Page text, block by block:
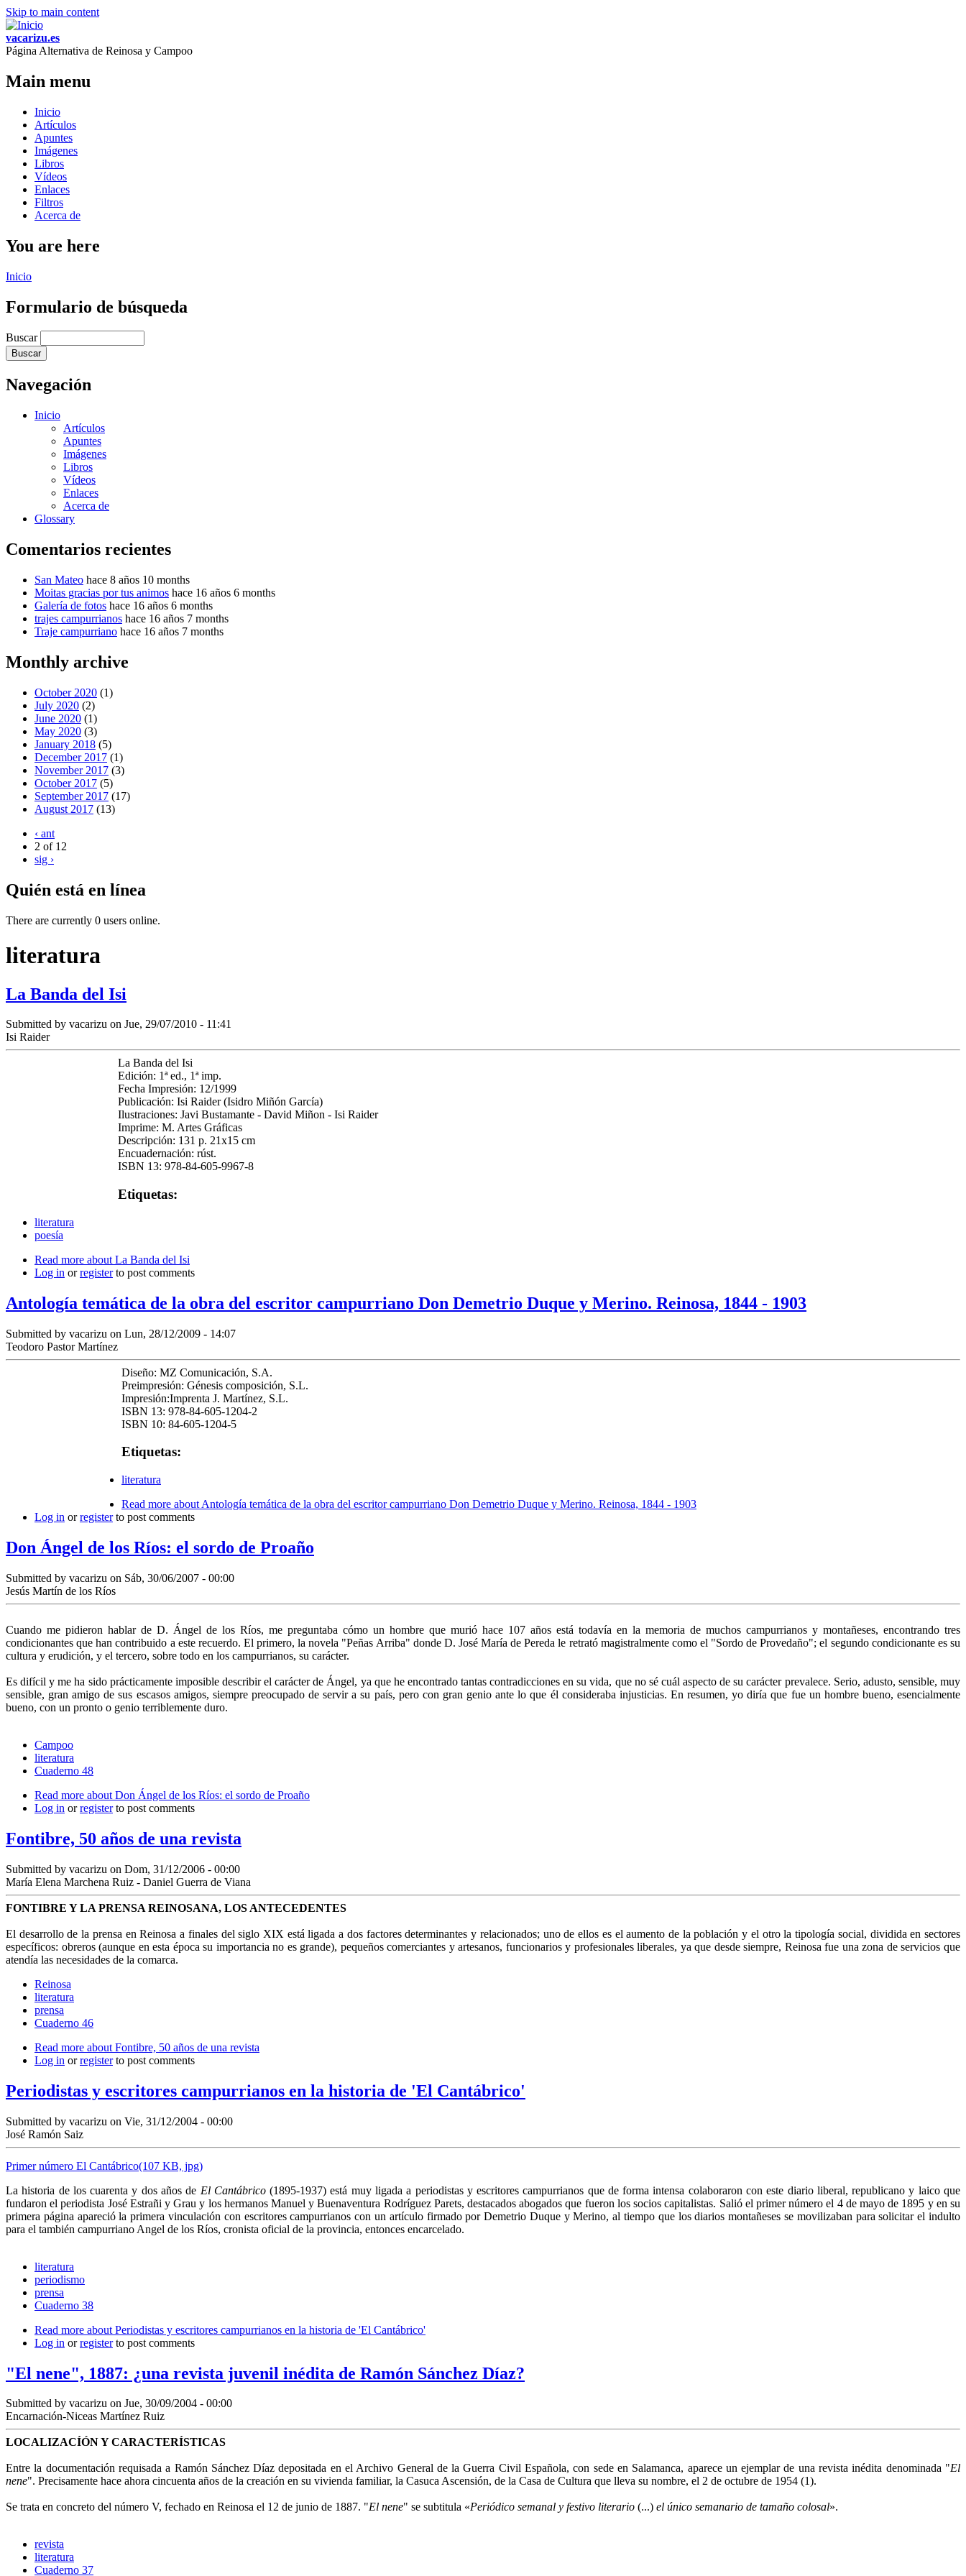
Skip to main content
vacarizu.es
Página Alternativa de Reinosa y Campoo
Main menu
Inicio
Artículos
Apuntes
Imágenes
Libros
Vídeos
Enlaces
Filtros
Acerca de
You are here
Inicio
Formulario de búsqueda
Buscar
Navegación
Inicio
Artículos
Apuntes
Imágenes
Libros
Vídeos
Enlaces
Acerca de
Glossary
Comentarios recientes
San Mateo hace 8 años 10 months
Moitas gracias por tus animos hace 16 años 6 months
Galería de fotos hace 16 años 6 months
trajes campurrianos hace 16 años 7 months
Traje campurriano hace 16 años 7 months
Monthly archive
October 2020 (1)
July 2020 (2)
June 2020 (1)
May 2020 (3)
January 2018 (5)
December 2017 (1)
November 2017 (3)
October 2017 (5)
September 2017 (17)
August 2017 (13)
‹ ant
2 of 12
sig ›
Quién está en línea
There are currently 0 users online.
literatura
La Banda del Isi
Submitted by vacarizu on Jue, 29/07/2010 - 11:41
Isi Raider
La Banda del Isi
Edición: 1ª ed., 1ª imp.
Fecha Impresión: 12/1999
Publicación: Isi Raider (Isidro Miñón García)
Ilustraciones: Javi Bustamante - David Miñon - Isi Raider
Imprime: M. Artes Gráficas
Descripción: 131 p. 21x15 cm
Encuadernación: rúst.
ISBN 13: 978-84-605-9967-8
Etiquetas:
literatura
poesía
Read more about La Banda del Isi
Log in orregisterto post comments
Antología temática de la obra del escritor campurriano Don Demetrio Duque y Merino. Reinosa, 1844 - 1903
Submitted by vacarizu on Lun, 28/12/2009 - 14:07
Teodoro Pastor Martínez
Diseño: MZ Comunicación, S.A.
Preimpresión: Génesis composición, S.L.
Impresión:Imprenta J. Martínez, S.L.
ISBN 13: 978-84-605-1204-2
ISBN 10: 84-605-1204-5
Etiquetas:
literatura
Read more about Antología temática de la obra del escritor campurriano Don Demetrio Duque y Merino. Reinosa, 1844 - 1903
Log in orregisterto post comments
Don Ángel de los Ríos: el sordo de Proaño
Submitted by vacarizu on Sáb, 30/06/2007 - 00:00
Jesús Martín de los Ríos
Cuando me pidieron hablar de D. Ángel de los Ríos, me preguntaba cómo un hombre que murió hace 107 años está todavía en la memoria de muchos campurrianos y montañeses, encontrando tres
condicionantes que han contribuido a este recuerdo. El primero, la novela "Peñas Arri­ba" donde D. José María de Pereda le retrató magistralmente co­mo el "Sordo de Provedaño"; el segundo condicionante es su
cultura y erudición, y el tercero, sobre todo en los campurrianos, su carácter.
Es difícil y me ha sido prácticamente imposible describir el carácter de Ángel, ya que he encontrado tantas contradicciones en su vida, que no sé cuál aspecto de su carácter prevalece. Se­rio, adusto, sensible, muy
sensible, gran amigo de sus escasos amigos, siempre preocupado de servir a su país, pero con gran genio ante lo que él consideraba injusticias. En resumen, yo di­ría que fue un hombre bueno, esencialmente
bueno, con un pronto o genio terriblemente duro.
Campoo
literatura
Cuaderno 48
Read more about Don Ángel de los Ríos: el sordo de Proaño
Log in orregisterto post comments
Fontibre, 50 años de una revista
Submitted by vacarizu on Dom, 31/12/2006 - 00:00
María Elena Marchena Ruiz - Daniel Guerra de Viana
FONTIBRE Y LA PRENSA REINOSANA, LOS ANTECEDENTES
El desarrollo de la prensa en Reinosa a finales del siglo XIX está ligada a dos factores determinantes y relacionados; uno de ellos es el aumento de la población y el otro la tipología social, dividida en sectores
espe­cíficos: obreros (aunque en esta época su importancia no es grande), pequeños comerciantes y artesanos, funcionarios y profesionales liberales, ya que desde siempre, Reinosa fue una zona de servicios que
atendía las necesidades de la comarca.
Reinosa
literatura
prensa
Cuaderno 46
Read more about Fontibre, 50 años de una revista
Log in orregisterto post comments
Periodistas y escritores campurrianos en la historia de 'El Cantábrico'
Submitted by vacarizu on Vie, 31/12/2004 - 00:00
José Ramón Saiz
Primer número El Cantábrico(107 KB, jpg)
La historia de los cuarenta y dos años de El Cantábrico(1895-1937) está muy ligada a periodistas y escritores campurrianos que de forma intensa colaboraron con este diario liberal, republicano y laico que
fundaron el periodista José Estrañi y Grau y los hermanos Manuel y Buenaventura Rodríguez Parets, destacados abogados que fueron los socios capitalistas. Salió el primer número el 4 de mayo de 1895 y en su
primera página apareció la primera vinculación con escritores campurrianos con un artículo firmado por Demetrio Duque y Merino, al tiempo que los diarios montañeses se movilizaban para solicitar el indulto
para el también campurriano Angel de los Ríos, cronista oficial de la provincia, entonces encarcelado.
literatura
periodismo
prensa
Cuaderno 38
Read more about Periodistas y escritores campurrianos en la historia de 'El Cantábrico'
Log in orregisterto post comments
"El nene", 1887: ¿una revista juvenil inédita de Ramón Sánchez Díaz?
Submitted by vacarizu on Jue, 30/09/2004 - 00:00
Encarnación-Niceas Martínez Ruiz
LOCALIZACÍÓN Y CARACTERÍSTICAS
Entre la documentación requisada a Ramón Sánchez Díaz depositada en el Archivo General de la Guerra Civil Española, con sede en Salamanca, aparece un ejemplar de una revista inédita denominada "El
nene". Precisamente hace ahora cincuenta años de la creación en su vivienda familiar, la Casuca Ascensión, de la Casa de Cultura que lleva su nombre, el 2 de octubre de 1954 (1).
Se trata en concreto del número V, fechado en Reinosa el 12 de junio de 1887. "El nene" se subtitula «Periódico semanal y festivo literario (...) el único semanario de tamaño colosal».
revista
literatura
Cuaderno 37